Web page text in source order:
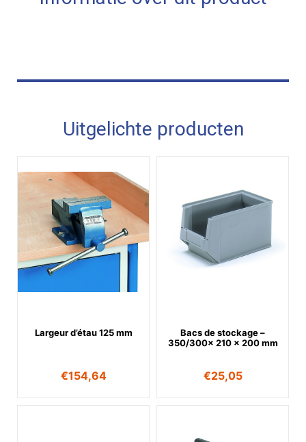
Uitgelichte producten
Largeur d’étau 125 mm
€154,64
Bacs de stockage –
350/300x 210 x 200 mm
€25,05